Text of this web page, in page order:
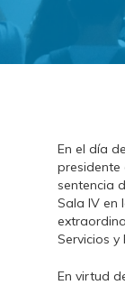
En el día
presidente
sentencia
Sala IV en
Servicios y
En virtud